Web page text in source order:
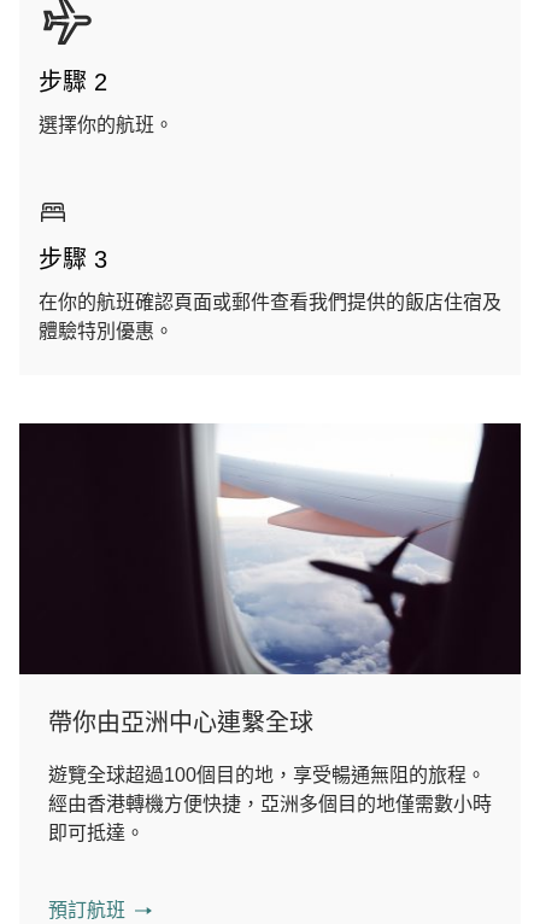
步驟 2
選擇你的航班。
步驟 3
在你的航班確認頁面或郵件查看我們提供的飯店住宿及
體驗特別優惠。
帶你由亞洲中心連繫全球
遊覽全球超過100個目的地，享受暢通無阻的旅程。
經由香港轉機方便快捷，亞洲多個目的地僅需數小時
即可抵達。
預訂航班